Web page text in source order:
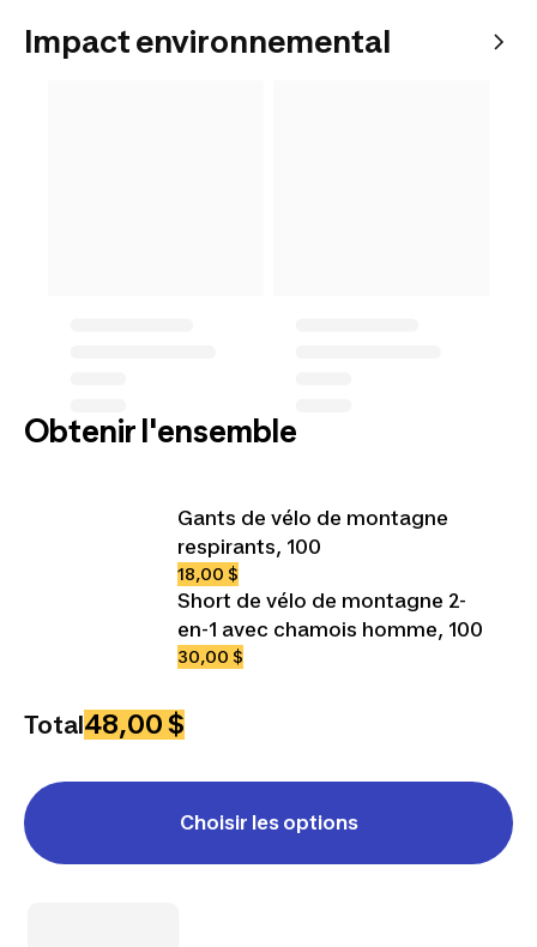
Impact environnemental
Obtenir l'ensemble
Gants de vélo de montagne
respirants, 100
18,00 $
Short de vélo de montagne 2-
en-1 avec chamois homme, 100
30,00 $
Total48,00 $
Choisir les options